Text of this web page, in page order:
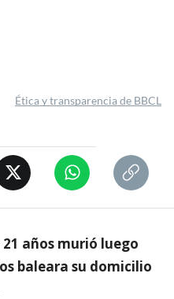
Ética y transparencia de BBCL
años murió luego
baleara su domicilio